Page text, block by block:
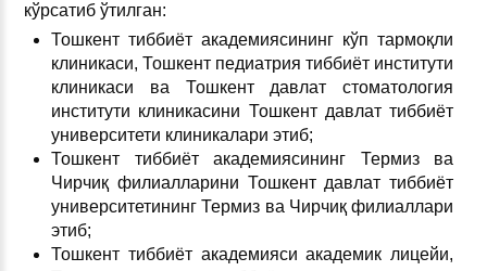
кўрсатиб ўтилган:
Тошкент тиббиёт академиясининг кўп тармоқли
клиникаси, Тошкент педиатрия тиббиёт институти
клиникаси ва Тошкент давлат стоматология
институти клиникасини Тошкент давлат тиббиёт
университети клиникалари этиб;
Тошкент тиббиёт академиясининг Термиз ва
Чирчиқ филиалларини Тошкент давлат тиббиёт
университетининг Термиз ва Чирчиқ филиаллари
этиб;
Тошкент тиббиёт академияси академик лицейи,